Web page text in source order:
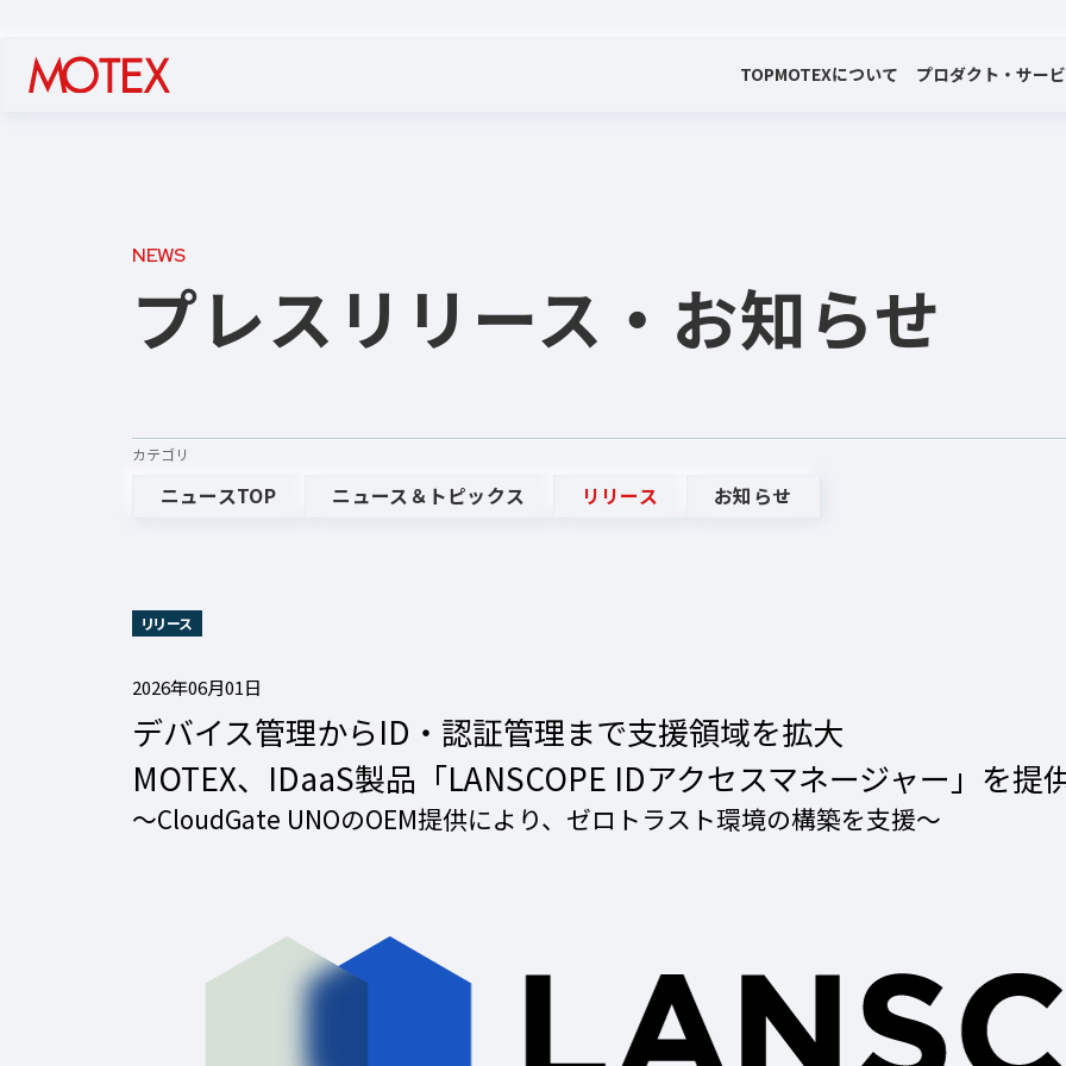
TOPMOTEXについて プロダクト・サー
NEWS
プレスリリース ・お知らせ
カテゴリ
ニュースTOP ニュース＆トピックス リリース お知らせ
リリース
2026年06月01日
デバイス管理からID・認証管理まで支援領域を拡大
MOTEX、IDaaS製品「LANSCOPE IDアクセスマネージャー」を提
〜CloudGate UNOのOEM提供により、ゼロトラスト環境の構築を支援〜